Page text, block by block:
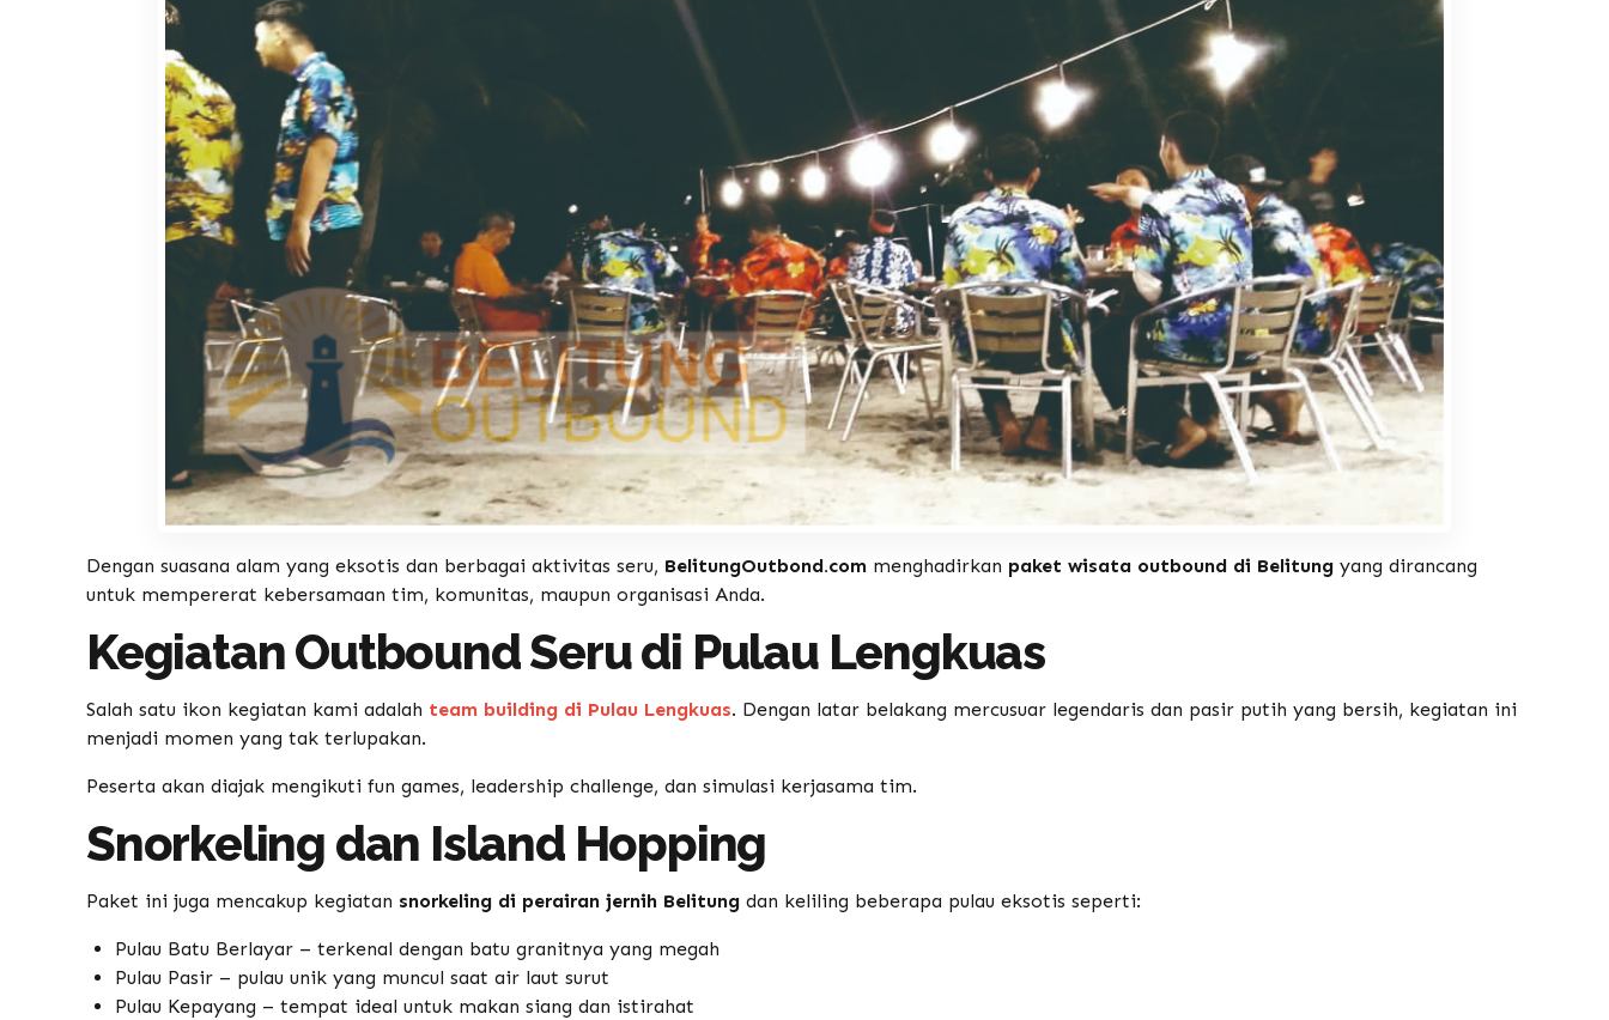
Dengan suasana alam yang eksotis dan berbagai aktivitas seru, BelitungOutbond.com menghadirkan paket wisata outbound di Belitung yang dirancang
untuk mempererat kebersamaan tim, komunitas, maupun organisasi Anda.
Kegiatan Outbound Seru di Pulau Lengkuas
Salah satu ikon kegiatan kami adalah team building di Pulau Lengkuas. Dengan latar belakang mercusuar legendaris dan pasir putih yang bersih, kegiatan ini
menjadi momen yang tak terlupakan.
Peserta akan diajak mengikuti fun games, leadership challenge, dan simulasi kerjasama tim.
Snorkeling dan Island Hopping
Paket ini juga mencakup kegiatan snorkeling di perairan jernih Belitung dan keliling beberapa pulau eksotis seperti:
Pulau Batu Berlayar – terkenal dengan batu granitnya yang megah
Pulau Pasir – pulau unik yang muncul saat air laut surut
Pulau Kepayang – tempat ideal untuk makan siang dan istirahat